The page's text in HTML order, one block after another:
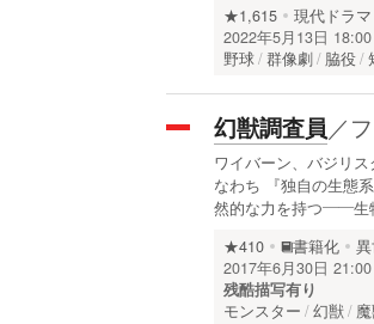
★1,615 現代ドラマ
2022年5月13日
野球 群像劇 脇役
幻獣調査員 ／
ワイバーン、バジリ
なわち 『独自の生態
然的な力を持つ――生
★410 書籍化
2017年6月30日
残酷描写有り
モンスター
幻獣